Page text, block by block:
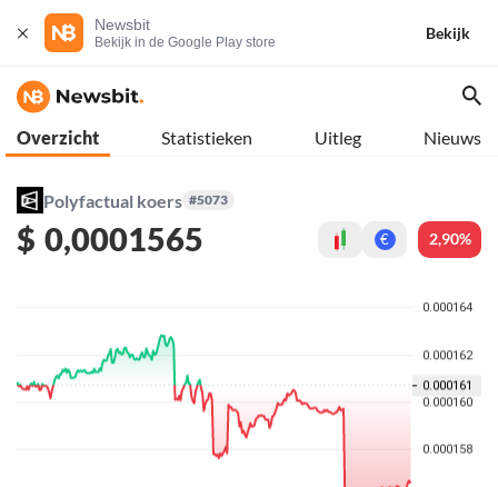
Newsbit
Bekijk in de Google Play store
Bekijk
Overzicht Statistieken Uitleg Nieuws
Polyfactual koers #5073
$ 0,0001565 € 2,90%